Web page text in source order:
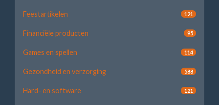
Feestartikelen 121
Financiële producten 95
Games en spellen 114
Gezondheid en verzorging 588
Hard- en software 121